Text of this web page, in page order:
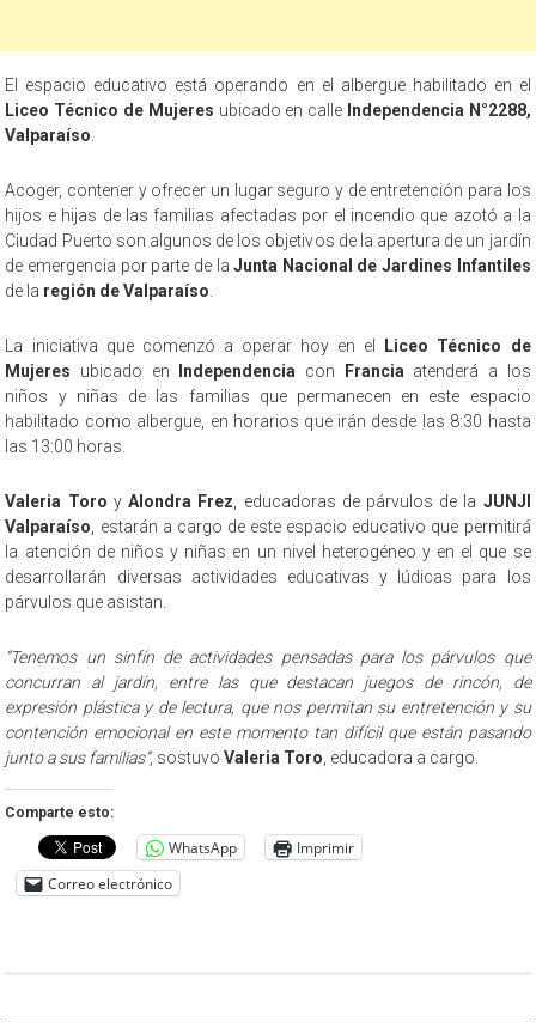
El espacio educativo está operando en el albergue habilitado en el
Liceo Técnico de Mujeres ubicado en calle Independencia N°2288,
Valparaíso
Acoger, contener y ofrecer un lugar seguro y de entretención para los
hijos e hijas de las familias afectadas por el incendio que azotó a la
Ciudad Puerto son algunos de los objetivos de la apertura de un jardín
de emergencia por parte de laJunta Nacional de Jardines Infantiles
de la región de Valparaíso
La iniciativa que comenzó a operar hoy en el
Liceo Técnico de
Mujeres ubicado en Independencia con Francia atenderá a los
niños y niñas de las familias que permanecen en este espacio
habilitado como albergue, en horarios que irán desde las 8:30 hasta
las 13:00 horas.
Valeria Toro yAlondra Frez , educadoras de párvulos de la JUNJI
Valparaíso , estarán a cargo de este espacio educativo que permitirá
la atención de niños y niñas en un nivel heterogéneo y en el que se
desarrollarán diversas actividades educativas y lúdicas para los
párvulos que asistan.
“Tenemos un sinfín de actividades pensadas para los párvulos que
concurran al jardín, entre las que destacan juegos de rincón, de
expresión plástica y de lectura, que nos permitan su entretención y su
contención emocional en este momento tan difícil que están pasando
junto a sus familias”, sostuvoValeria Toro , educadora a cargo.
Comparte esto:
WhatsApp
Imprimir
Correo electrónico